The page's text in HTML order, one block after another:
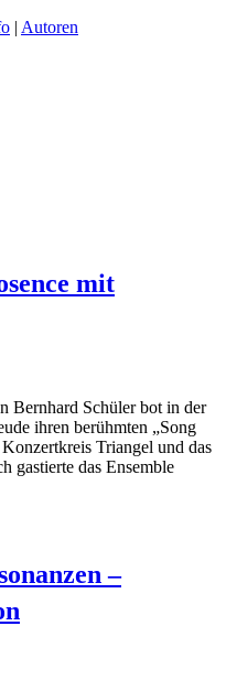
| Autoren
mit
Bernhard Schüler bot in der
ihren berühmten „Song
Triangel und das
gastierte das Ensemble
–